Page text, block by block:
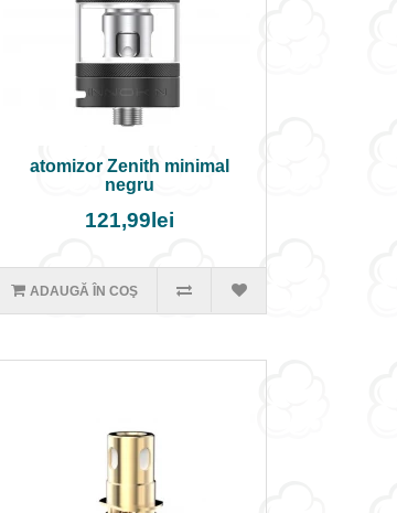
atomizor Zenith minimal
negru
121,99lei
ADAUGĂ ÎN COŞ